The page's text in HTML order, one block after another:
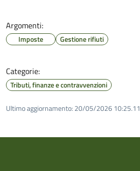
Argomenti:
Imposte Gestione rifiuti
Categorie:
Tributi, finanze e contravvenzioni
Ultimo aggiornamento: 20/05/2026 10:25.11